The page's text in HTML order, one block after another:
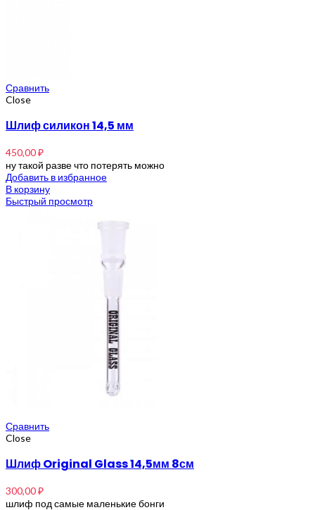
Сравнить
Close
Шлиф силикон 14,5 мм
450,00₽
ну такой разве что потерять можно
Добавить в избранное
В корзину
Быстрый просмотр
Сравнить
Close
Шлиф Original Glass 14,5мм 8см
300,00₽
шлиф под самые маленькие бонги